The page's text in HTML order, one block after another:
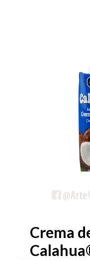
Crema